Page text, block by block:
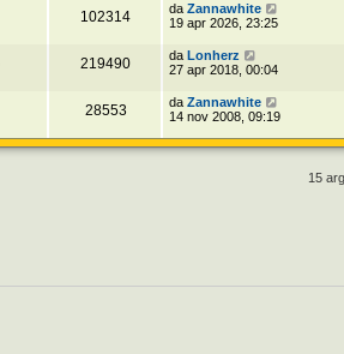
102314 da Zannawhite
19 apr 2026, 23:25
219490 da Lonherz
27 apr 2018, 00:04
28553 da Zannawhite
14 nov 2008, 09:19
15